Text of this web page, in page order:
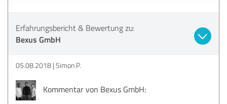
Erfahrungsbericht & Bewertung zu:
Bexus GmbH
05.08.2018 Simon P.
Kommentar von Bexus GmbH: